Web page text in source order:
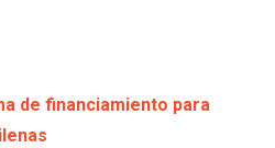
de financiamiento para